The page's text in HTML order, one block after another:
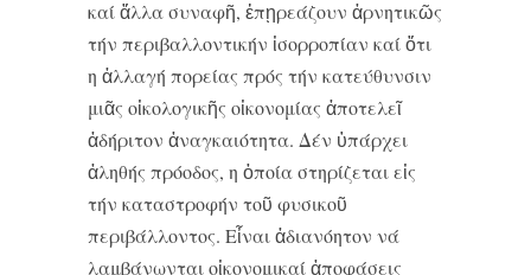
καί ἄλλα συναφῆ, ἐπῃρεάζουν ἀρνητικῶς
τήν περιβαλλοντικήν ἰσορροπίαν καί ὅτι
η ἀλλαγή πορείας πρός τήν κατεύθυνσιν
μιᾶς οἰκολογικῆς οἰκονομίας ἀποτελεῖ
ἀδήριτον ἀναγκαιότητα. Δέν ὑπάρχει
ἀληθής πρόοδος, η ὁποία στηρίζεται εἰς
τήν καταστροφήν τοῦ φυσικοῦ
περιβάλλοντος. Εἶναι ἀδιανόητον νά
λαμβάνωνται οἰκονομικαί ἀποφάσεις